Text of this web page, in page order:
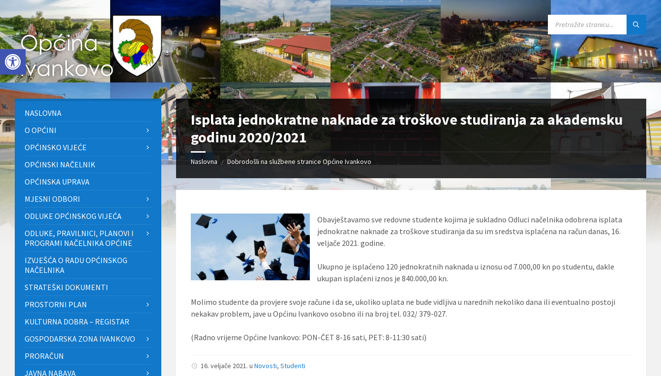
Open toolbar
to
content
to
left
sidebar
to
footer
Isplata jednokratne naknade za troškove studiranja za akademsku
godinu 2020/2021
Naslovna / Dobrodošli na službene stranice Općine Ivankovo
Obavještavamo sve redovne studente kojima je sukladno Odluci načelnika odobrena isplata
jednokratne naknade za troškove studiranja da su im sredstva isplaćena na račun danas, 16.
veljače 2021. godine.
Ukupno je isplaćeno 120 jednokratnih naknada u iznosu od 7.000,00 kn po studentu, dakle
ukupan isplaćeni iznos je 840.000,00 kn.
Molimo studente da provjere svoje račune i da se, ukoliko uplata ne bude vidljiva u narednih nekoliko dana ili eventualno postoji
nekakav problem, jave u Općinu Ivankovo osobno ili na broj tel. 032/ 379-027.
(Radno vrijeme Općine Ivankovo: PON-ČET 8-16 sati, PET: 8-11:30 sati)
16. veljače 2021.uNovosti,Studenti
NASLOVNA
O OPĆINI
OPĆINSKO VIJEĆE
OPĆINSKI NAČELNIK
OPĆINSKA UPRAVA
MJESNI ODBORI
ODLUKE OPĆINSKOG VIJEĆA
ODLUKE, PRAVILNICI, PLANOVI I
PROGRAMI NAČELNIKA OPĆINE
IZVJEŠĆA O RADU OPĆINSKOG
NAČELNIKA
STRATEŠKI DOKUMENTI
PROSTORNI PLAN
KULTURNA DOBRA – REGISTAR
GOSPODARSKA ZONA IVANKOVO
PRORAČUN
JAVNA NABAVA